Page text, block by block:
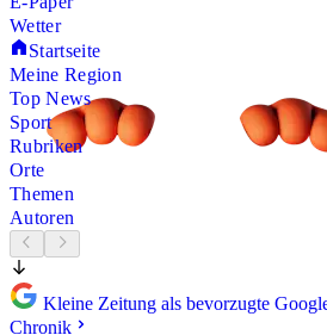
Wetter
Startseite
Meine Region
Top News
Sport
Rubriken
Orte
Themen
Autoren
Kleine Zeitung als bevorzugte
Chronik